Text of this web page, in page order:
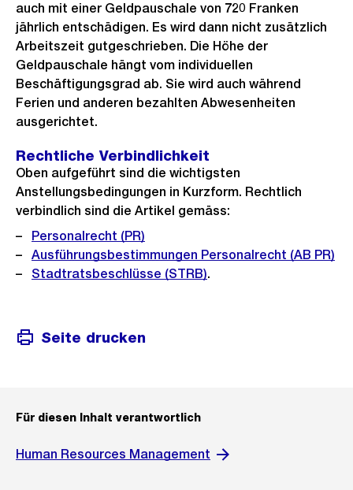
auch mit einer Geldpauschale von 720 Franken
jährlich entschädigen. Es wird dann nicht zusätzlich
Arbeitszeit gutgeschrieben. Die Höhe der
Geldpauschale hängt vom individuellen
Beschäftigungsgrad ab. Sie wird auch während
Ferien und anderen bezahlten Abwesenheiten
ausgerichtet.
Rechtliche Verbindlichkeit
Oben aufgeführt sind die wichtigsten
Anstellungsbedingungen in Kurzform. Rechtlich
verbindlich sind die Artikel gemäss:
Personalrecht (PR)
Ausführungsbestimmungen Personalrecht (AB PR)
Stadtratsbeschlüsse (STRB).
Seite drucken
Für diesen Inhalt verantwortlich
Human Resources Management